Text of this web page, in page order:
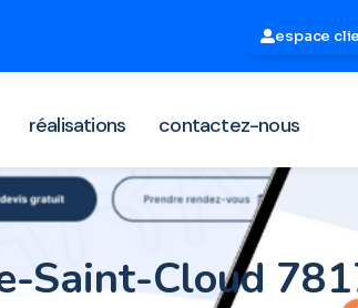
espace
réalisations contactez-nous
Saint-Cloud